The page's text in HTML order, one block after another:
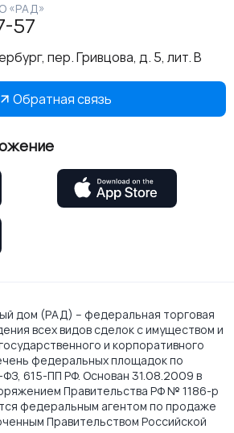
«РАД»
57
пер. Гривцова, д. 5, лит. В
Обратная связь
дом (РАД) – федеральная торговая
всех видов сделок с имуществом и
и корпоративного
федеральных площадок по
615-ПП РФ. Основан 31.08.2009 в
Правительства РФ № 1186-р
федеральным агентом по продаже
Правительством Российской